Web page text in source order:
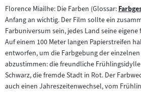
Florence Miailhe: Die Farben (Glossar:Zum
Inhalt:
Anfang an wichtig. Der Film sollte ein
Farbuniversum sein, jedes Land seine
Auf einem 100 Meter langen Papierstreifen
entworfen, um die Farbgebung der
abzustimmen: die freundliche
Schwarz, die fremde Stadt in Rot. Der
auch einen Jahreszeitenwechsel, vom